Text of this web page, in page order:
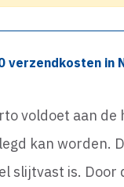
verzendkosten in
voldoet aan
kan worden.
slijtvast is.